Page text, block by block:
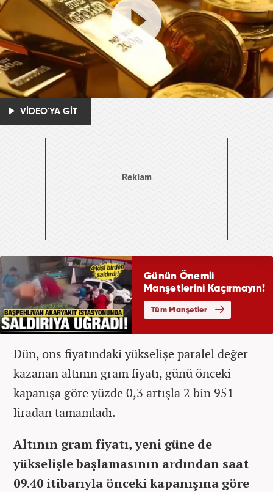
VİDEO'YA GİT
Dün, ons fiyatındaki yükselişe paralel değer
kazanan altının gram fiyatı, günü önceki
kapanışa göre yüzde 0,3 artışla 2 bin 951
liradan tamamladı.
Altının gram fiyatı, yeni güne de
yükselişle başlamasının ardından saat
09.40 itibarıyla önceki kapanışına göre